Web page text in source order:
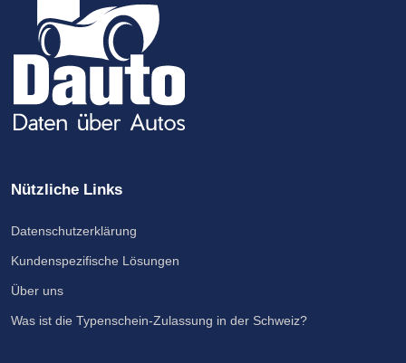
Nützliche Links
Datenschutzerklärung
Kundenspezifische Lösungen
Über uns
Was ist die Typenschein-Zulassung in der Schweiz?